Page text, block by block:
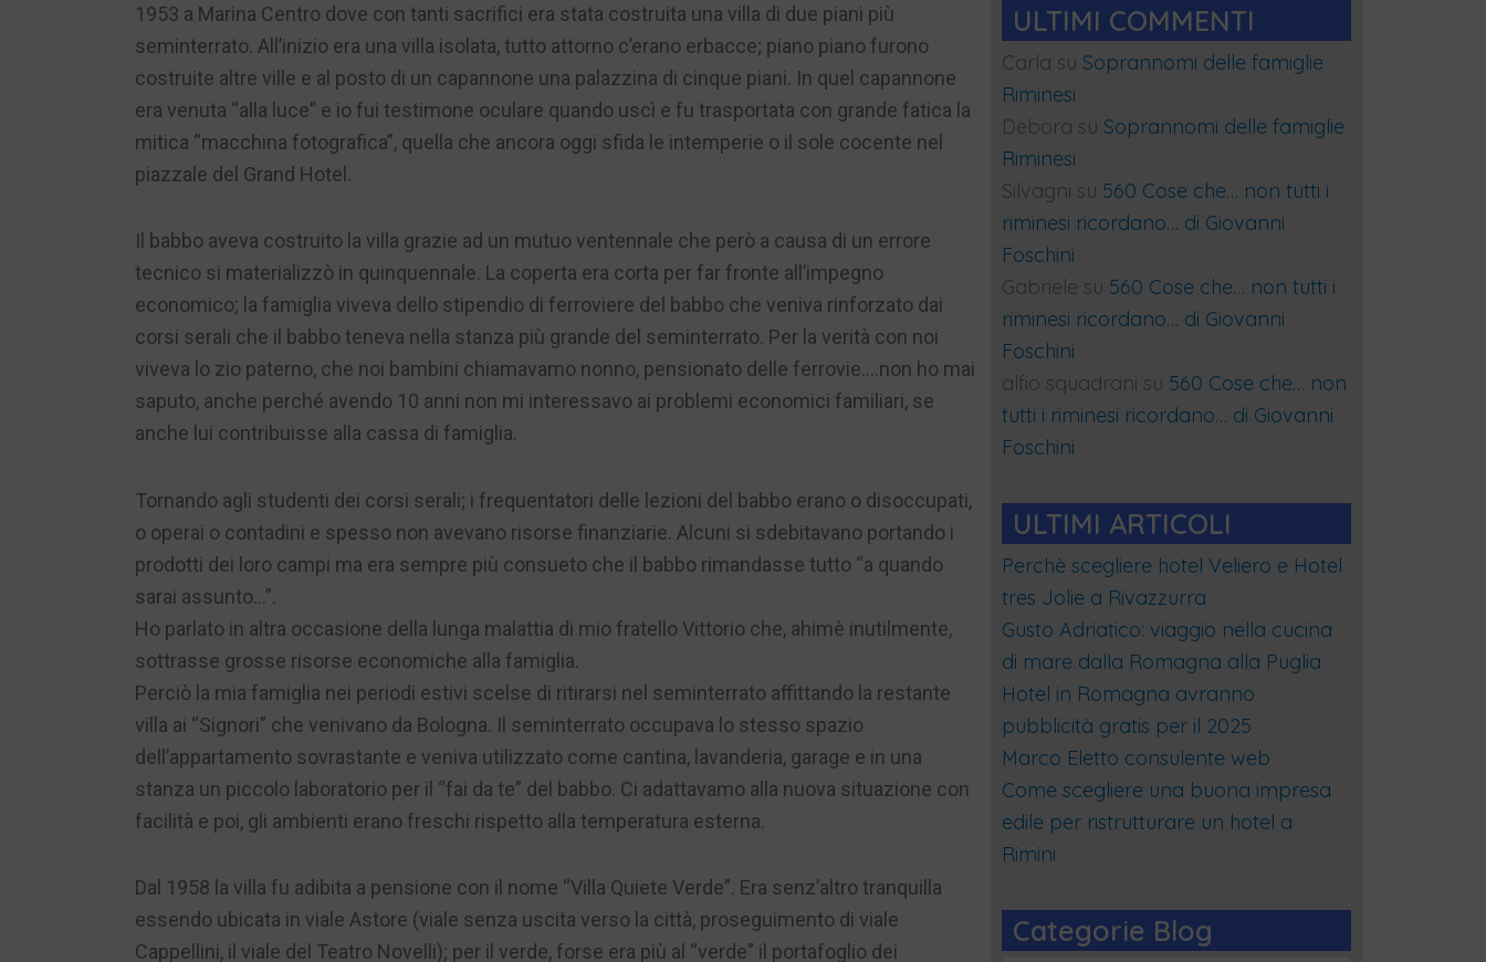
1953 a Marina Centro dove con tanti sacrifici era stata costruita una villa di due piani più
seminterrato. All’inizio era una villa isolata, tutto attorno c’erano erbacce; piano piano furono
costruite altre ville e al posto di un capannone una palazzina di cinque piani. In quel capannone
era venuta “alla luce” e io fui testimone oculare quando uscì e fu trasportata con grande fatica la
mitica “macchina fotografica”, quella che ancora oggi sfida le intemperie o il sole cocente nel
piazzale del Grand Hotel.
Il babbo aveva costruito la villa grazie ad un mutuo ventennale che però a causa di un errore
tecnico si materializzò in quinquennale. La coperta era corta per far fronte all’impegno
economico; la famiglia viveva dello stipendio di ferroviere del babbo che veniva rinforzato dai
corsi serali che il babbo teneva nella stanza più grande del seminterrato. Per la verità con noi
viveva lo zio paterno, che noi bambini chiamavamo nonno, pensionato delle ferrovie….non ho mai
saputo, anche perché avendo 10 anni non mi interessavo ai problemi economici familiari, se
anche lui contribuisse alla cassa di famiglia.
Tornando agli studenti dei corsi serali; i frequentatori delle lezioni del babbo erano o disoccupati,
o operai o contadini e spesso non avevano risorse finanziarie. Alcuni si sdebitavano portando i
prodotti dei loro campi ma era sempre più consueto che il babbo rimandasse tutto “a quando
sarai assunto…”.
Ho parlato in altra occasione della lunga malattia di mio fratello Vittorio che, ahimè inutilmente,
sottrasse grosse risorse economiche alla famiglia.
Perciò la mia famiglia nei periodi estivi scelse di ritirarsi nel seminterrato affittando la restante
villa ai “Signori” che venivano da Bologna. Il seminterrato occupava lo stesso spazio
dell’appartamento sovrastante e veniva utilizzato come cantina, lavanderia, garage e in una
stanza un piccolo laboratorio per il “fai da te” del babbo. Ci adattavamo alla nuova situazione con
facilità e poi, gli ambienti erano freschi rispetto alla temperatura esterna.
Dal 1958 la villa fu adibita a pensione con il nome “Villa Quiete Verde”. Era senz’altro tranquilla
essendo ubicata in viale Astore (viale senza uscita verso la città, proseguimento di viale
Cappellini, il viale del Teatro Novelli); per il verde, forse era più al “verde” il portafoglio dei
ULTIMI COMMENTI
Carla su Soprannomi delle famiglie
Riminesi
Debora su Soprannomi delle famiglie
Riminesi
Silvagni su 560 Cose che… non tutti i
riminesi ricordano… di Giovanni
Foschini
Gabriele su 560 Cose che… non tutti i
riminesi ricordano… di Giovanni
Foschini
alfio squadrani su 560 Cose che… non
tutti i riminesi ricordano… di Giovanni
Foschini
ULTIMI ARTICOLI
Perchè scegliere hotel Veliero e Hotel
tres Jolie a Rivazzurra
Gusto Adriatico: viaggio nella cucina
di mare dalla Romagna alla Puglia
Hotel in Romagna avranno
pubblicità gratis per il 2025
Marco Eletto consulente web
Come scegliere una buona impresa
edile per ristrutturare un hotel a
Rimini
Categorie Blog